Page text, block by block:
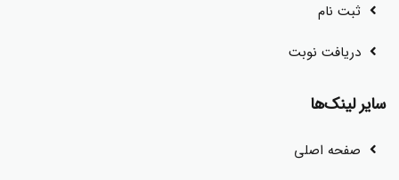
ثبت نام
دریافت نوبت
سایر لینک‌ها
صفحه اصلی